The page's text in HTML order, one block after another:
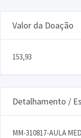
Valor da Doação
153,93
Detalhamento /
MM-310817-AULA